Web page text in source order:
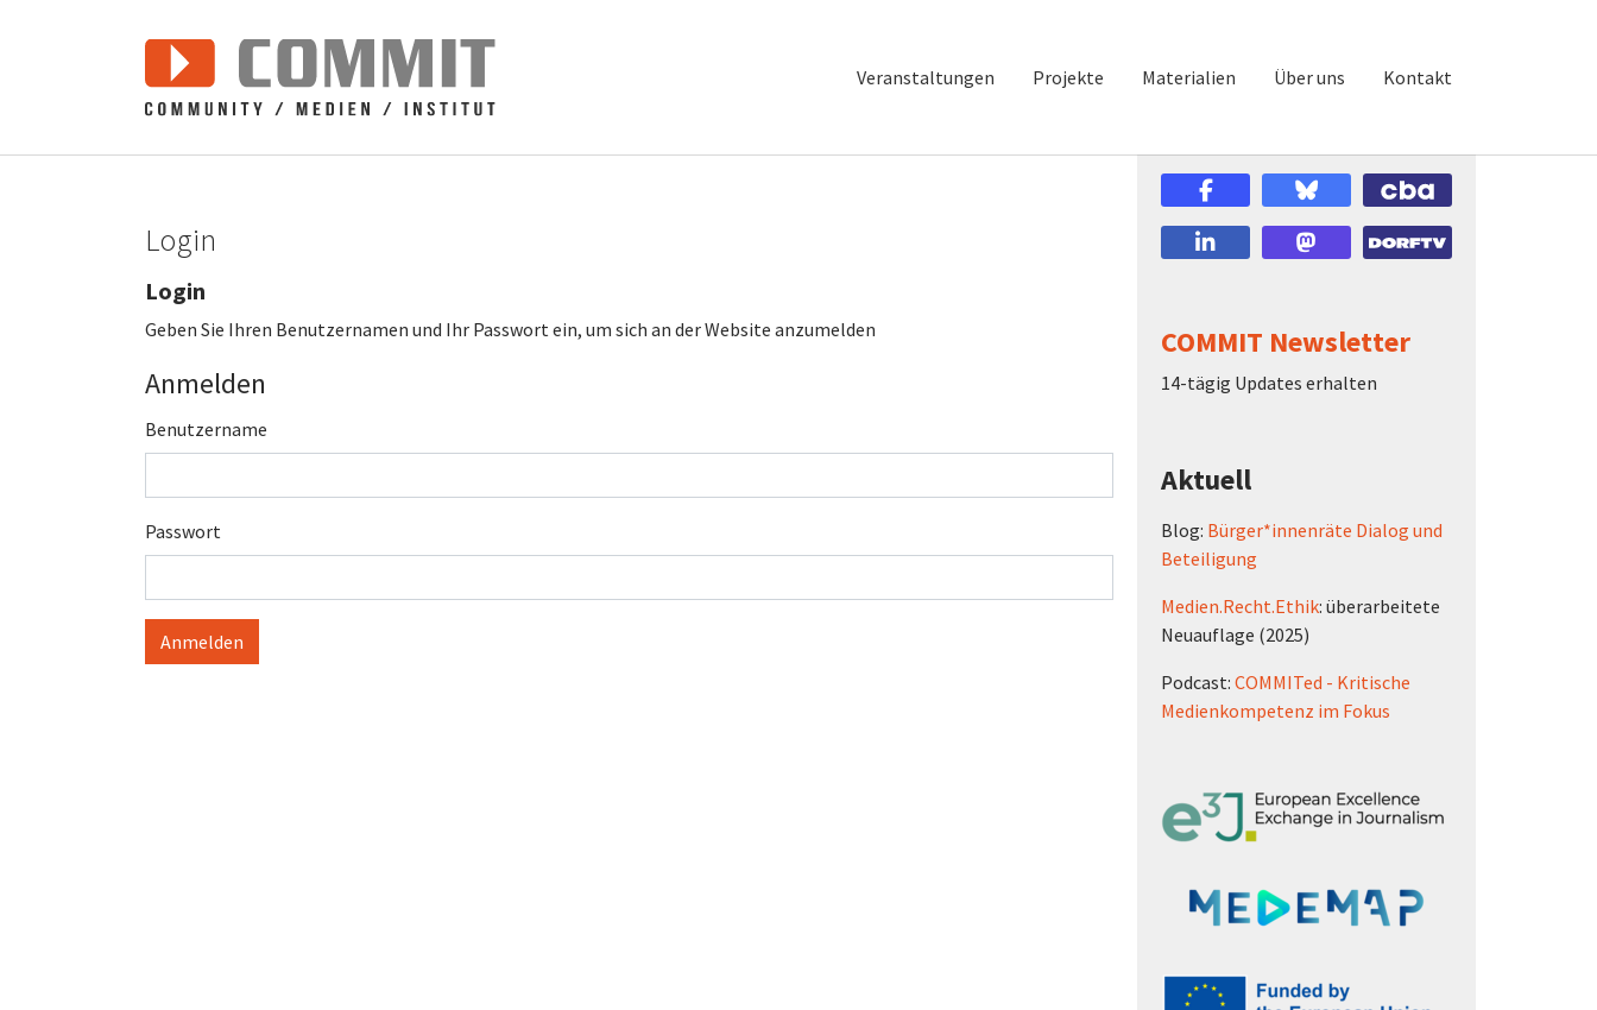
Veranstaltungen Projekte Materialien Über uns Kontakt
Login
Login
Geben Sie Ihren Benutzernamen und Ihr Passwort ein, um sich an der Website anzumelden
Anmelden
Benutzername
Passwort
COMMIT Newsletter
14-tägig Updates erhalten
Aktuell
Blog: Bürger*innenräte Dialog und
Beteiligung
Medien.Recht.Ethik: überarbeitete
Neuauflage (2025)
Podcast: COMMITed - Kritische
Medienkompetenz im Fokus